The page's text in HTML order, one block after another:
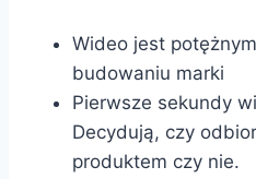
Wideo jest
budowaniu marki
Pierwsze sekundy
Decydują, czy
produktem czy nie.